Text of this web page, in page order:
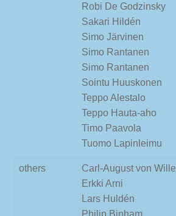
Robi De Godzinsky
Sakari Hildén
Simo Järvinen
Simo Rantanen
Simo Rantanen
Sointu Huuskonen
Teppo Alestalo
Teppo Hauta-aho
Timo Paavola
Tuomo Lapinleimu
others
Carl-August von
Erkki Arni
Lars Huldén
Philip Binham